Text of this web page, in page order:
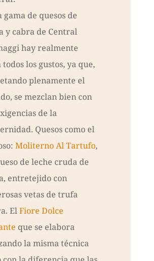
gama de quesos de
y cabra de Central
hay realmente
los gustos, ya que,
plenamente el
se mezclan bien con
de la
Quesos como el
Moliterno Al Tartufo,
de leche cruda de
entretejido con
vetas de trufa
ElFiore Dolce
que se elabora
la misma técnica